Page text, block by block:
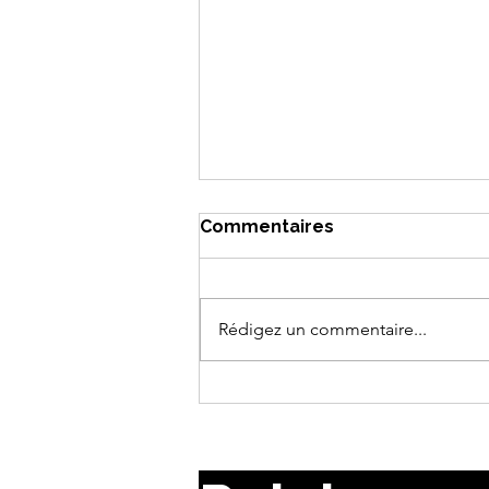
Commentaires
Rédigez un commentaire...